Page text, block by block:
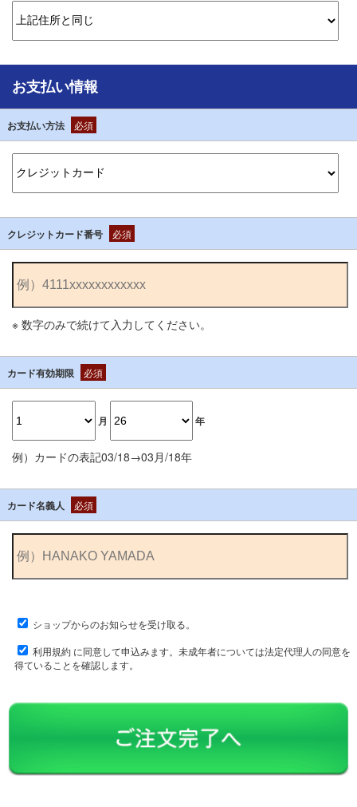
お支払い情報
お支払い方法 必須
クレジットカード番号 必須
※ 数字のみで続けて入力してください。
カード有効期限 必須
月 年
例）カードの表記03/18→03月/18年
カード名義人 必須
ショップからのお知らせを受け取る。
利用規約に同意して申込みます。未成年者については法定代理人の同意を
得ていることを確認します。